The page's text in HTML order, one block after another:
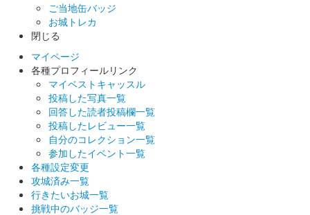
小幡城 御城印
小幡城 御城印
小幡城 御城印 織田信長公 令和八年夏限定版
小幡城 御城印
ご当地缶バッジ
お城トレカ
閉じる
マイページ
各種プロフィールリンク
マイベストキャッスル
投稿した写真一覧
回答した読者投稿欄一覧
投稿したレビュー一覧
自分のコレクション一覧
参加したイベント一覧
各種設定変更
攻城済み一覧
行きたいお城一覧
挑戦中のバッジ一覧